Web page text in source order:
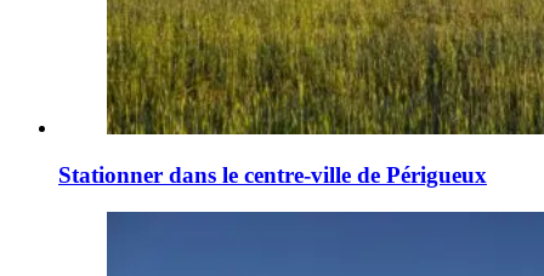
Stationner dans le centre-ville de Périgueux